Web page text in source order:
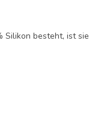
Silikon besteht, ist sie